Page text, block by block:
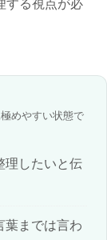
する視点が必
めやすい状態で
理したいと伝
葉までは言わ